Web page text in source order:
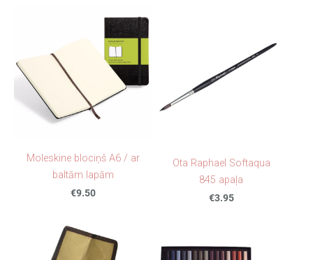
Moleskine blociņš A6 / ar
baltām lapām
€9.50
Ota Raphael Softaqua
845 apaļa
€3.95